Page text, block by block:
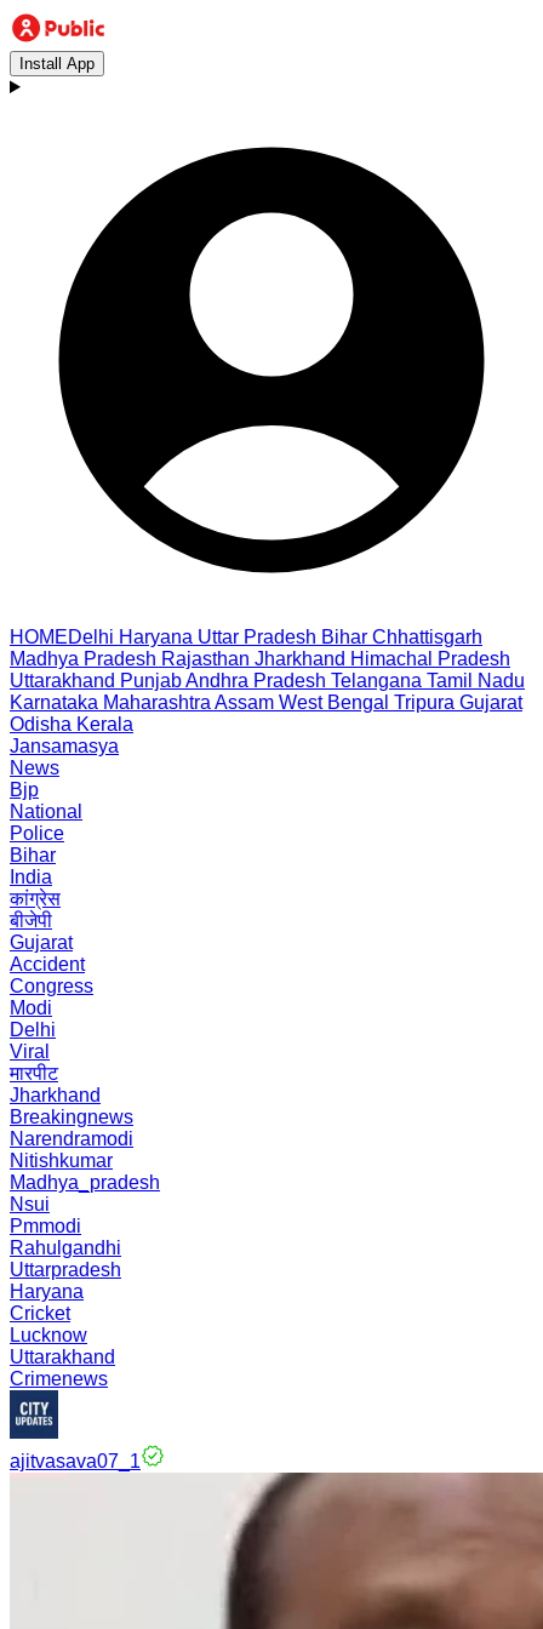
Install App
HOMEDelhi Haryana Uttar Pradesh Bihar Chhattisgarh
Madhya Pradesh Rajasthan Jharkhand Himachal Pradesh
Uttarakhand PunjabAndhra Pradesh Telangana Tamil Nadu
Karnataka Maharashtra Assam West Bengal Tripura Gujarat
Odisha Kerala
Jansamasya
News
Bjp
National
Police
Bihar
India
कांग्रेस
बीजेपी
Gujarat
Accident
Congress
Modi
Delhi
Viral
मारपीट
Jharkhand
Breakingnews
Narendramodi
Nitishkumar
Madhya_pradesh
Nsui
Pmmodi
Rahulgandhi
Uttarpradesh
Haryana
Cricket
Lucknow
Uttarakhand
Crimenews
ajitvasava07_1